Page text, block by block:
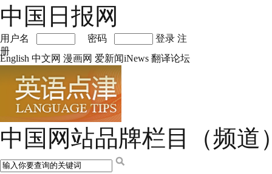
中国日报网
用户名 密码 登录 注
册
English 中文网 漫画网 爱新闻iNews 翻译论坛
中国网站品牌栏目（频道